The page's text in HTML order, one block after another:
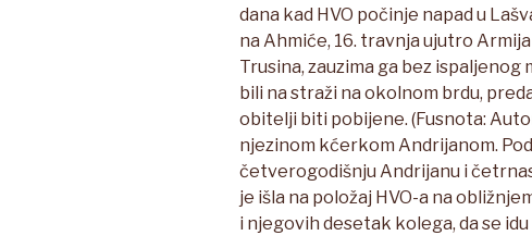
dana kad HVO počinje napad u
na Ahmiće, 16. travnja ujutro
Trusina, zauzima ga bez ispaljenog
bili na straži na okolnom brdu,
obitelji biti pobijene. (Fusnota:
njezinom kćerkom Andrijanom.
četverogodišnju Andrijanu i
je išla na položaj HVO-a na
i njegovih desetak kolega, da se